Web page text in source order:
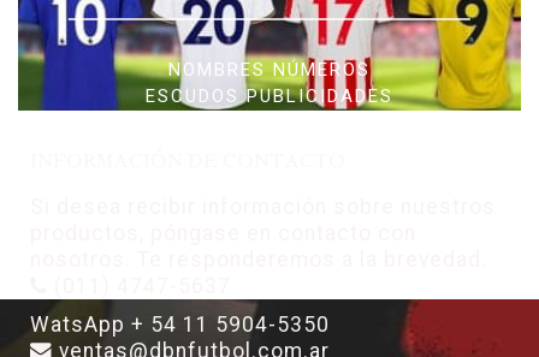
NOMBRES NÚMEROS
ESCUDOS PUBLICIDADES
WatsApp + 54 11 5904-5350
ventas@dbnfutbol.com.ar